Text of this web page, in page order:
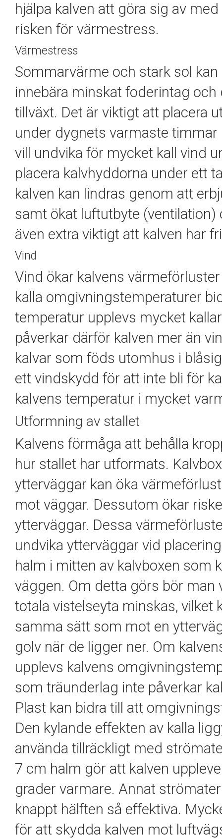
hjälpa kalven att göra sig av
risken för värmestress.
Värmestress
Sommarvärme och stark sol
innebära minskat foderintag
tillväxt. Det är viktigt att placera
under dygnets varmaste
vill undvika för mycket kall vind
placera kalvhyddorna under ett
kalven kan lindras genom att
samt ökat luftutbyte
även extra viktigt att kalven har
Vind
Vind ökar kalvens
kalla omgivningstemperaturer
temperatur upplevs mycket
påverkar därför kalven mer än
kalvar som föds utomhus i
ett vindskydd för att inte bli för
kalvens temperatur i mycket
Utformning av stallet
Kalvens förmåga att behålla
hur stallet har utformats.
ytterväggar kan öka
mot väggar. Dessutom ökar
ytterväggar. Dessa
undvika ytterväggar vid
halm i mitten av kalvboxen som
väggen. Om detta görs bör man
totala vistelseyta minskas, vilket
samma sätt som mot en
golv när de ligger ner. Om
upplevs kalvens
som träunderlag inte påverkar
Plast kan bidra till att
Den kylande effekten av kalla
använda tillräckligt med
7 cm halm gör att kalven
grader varmare. Annat
knappt hälften så effektiva.
för att skydda kalven mot